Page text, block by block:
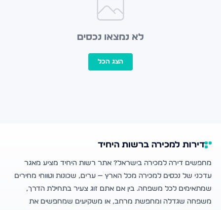
לא נמצאו נכסים
הצג הכל
דירות למכירה ברשות היחיד
מחפשים דירה למכירה בישראל? אתר רשות היחיד מציע מאגר
עדכני של נכסים למכירה מכל הארץ — ערים, שכונות וטווחי מחירים
שמתאימים לכל משפחה. בין אם אתם זוג צעיר בתחילת הדרך,
משפחה שגדלה ומחפשת מרחב, או משקיעים שמחפשים את